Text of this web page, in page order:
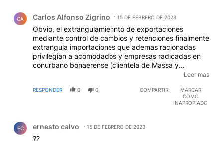
CA Carlos Alfonso Zigrino 15 DE FEBRERO DE 2023
Obvio, el extrangulamiennto de exportaciones
mediante control de cambios y retenciones finalmente
extrangula importaciones que ademas racionadas
privilegian a acomodados y empresas radicadas en
conurbano bonaerense (clientela de Massa y
Kijner/kicillof). Lo mas barato abolision de retenciones
de profundizar control de cambios.
Leer mas
RESPONDER 0 0 COMPARTIR
MARCAR
COMO
INAPROPIADO
EC ernesto calvo 15 DE FEBRERO DE 2023
??